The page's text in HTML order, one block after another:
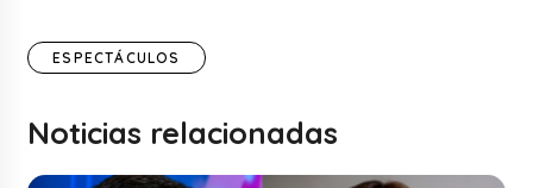
ESPECTÁCULOS
Noticias relacionadas